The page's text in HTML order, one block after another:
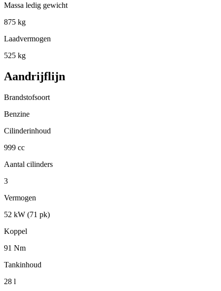
Massa ledig gewicht
875 kg
Laadvermogen
525 kg
Aandrijflijn
Brandstofsoort
Benzine
Cilinderinhoud
999 cc
Aantal cilinders
3
Vermogen
52 kW (71 pk)
Koppel
91 Nm
Tankinhoud
28 l